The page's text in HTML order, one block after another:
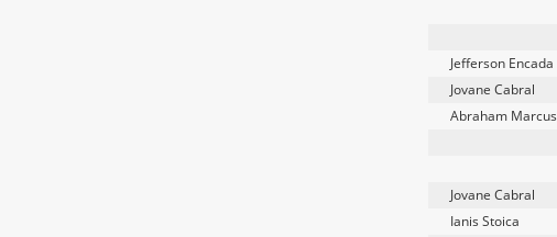
Jefferson Encada
Jovane Cabral
Abraham Marcus
Jovane Cabral
Ianis Stoica